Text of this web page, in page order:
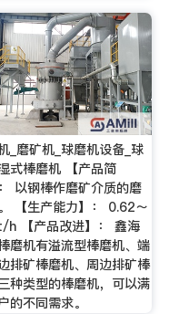
_磨矿机_球磨机设备_球
式棒磨机 【产品简
以钢棒作磨矿介质的磨
【生产能力】： 0.62～
【产品改进】： 鑫海
磨机有溢流型棒磨机、端
排矿棒磨机、周边排矿棒
种类型的棒磨机，可以满
的不同需求。